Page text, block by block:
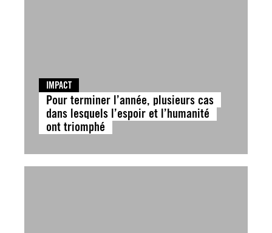
IMPACT
Pour terminer l’année, plusieurs cas
dans lesquels l’espoir et l’humanité
ont triomphé